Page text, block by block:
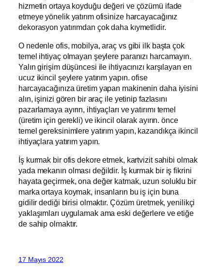
hizmetin ortaya koyduğu değeri ve çözümü ifade
etmeye yönelik yatırım ofisinize harcayacağınız
dekorasyon yatırımdan çok daha kıymetlidir.
O nedenle ofis, mobilya, araç vs gibi ilk başta çok
temel ihtiyaç olmayan şeylere paranızı harcamayın.
Yalın girişim düşüncesi ile ihtiyacınızı karşılayan en
ucuz ikincil şeylere yatırım yapın. ofise
harcayacağınıza üretim yapan makinenin daha iyisini
alın, işinizi gören bir araç ile yetinip fazlasını
pazarlamaya ayırın, ihtiyaçları ve yatırımı temel
(üretim için gerekli) ve ikincil olarak ayırın. önce
temel gereksinimlere yatırım yapın, kazandıkça ikincil
ihtiyaçlara yatırım yapın.
İş kurmak bir ofis dekore etmek, kartvizit sahibi olmak
yada mekanın olması değildir. İş kurmak bir iş fikrini
hayata geçirmek, ona değer katmak, uzun soluklu bir
marka ortaya koymak, insanların bu iş için buna
gidilir dediği birisi olmaktır. Çözüm üretmek, yenilikçi
yaklaşımları uygulamak ama eski değerlere ve etiğe
de sahip olmaktır.
17 Mayıs 2022